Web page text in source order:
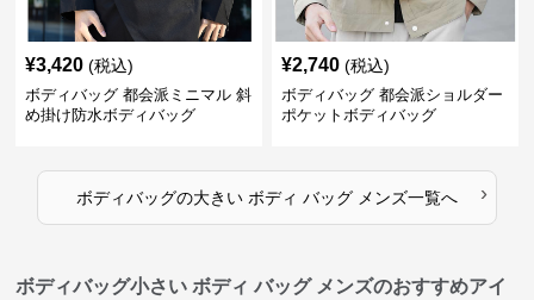
¥3,420 (税込)
ボディバッグ 都会派ミニマル 斜
め掛け防水ボディバッグ
¥2,740 (税込)
ボディバッグ 都会派ショルダー
ポケットボディバッグ
ボディバッグの大きい ボディ バッグ メンズ一覧へ ›
ボディバッグ小さい ボディ バッグ メンズのおすすめアイ